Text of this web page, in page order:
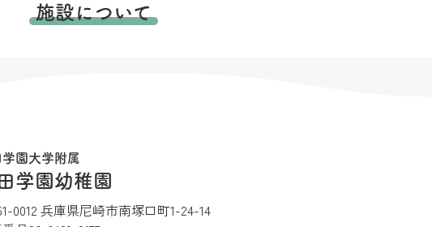
施設について
学園大学附属
学園幼稚園
0012 兵庫県尼崎市南塚口町1-24-14